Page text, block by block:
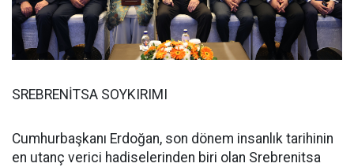
SREBRENİTSA SOYKIRIMI
Cumhurbaşkanı Erdoğan, son dönem insanlık tarihinin
en utanç verici hadiselerinden biri olan Srebrenitsa